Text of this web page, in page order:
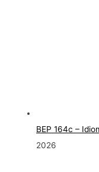
BEP 164c –
2026